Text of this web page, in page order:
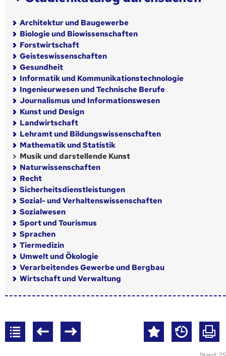
Architektur und Baugewerbe
Biologie und Biowissenschaften
Forstwirtschaft
Geisteswissenschaften
Gesundheit
Informatik und Kommunikationstechnologie
Ingenieurwesen und Technische Berufe
Journalismus und Informationswesen
Kunst und Design
Landwirtschaft
Lehramt und Bildungswissenschaften
Mathematik und Statistik
Musik und darstellende Kunst
Naturwissenschaften
Recht
Sicherheitsdienstleistungen
Sozial- und Verhaltenswissenschaften
Sozialwesen
Sport und Tourismus
Sprachen
Tiermedizin
Umwelt und Ökologie
Verarbeitendes Gewerbe und Bergbau
Wirtschaft und Verwaltung